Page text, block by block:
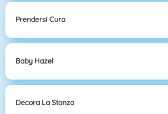
Prendersi Cura
Baby Hazel
Decora La Stanza